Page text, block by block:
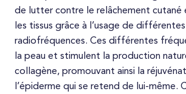
de lutter contre le relâchement cutané
les tissus grâce à l’usage de différentes
radiofréquences. Ces différentes
la peau et stimulent la production
collagène, promouvant ainsi la
l’épiderme qui se retend de lui-même.